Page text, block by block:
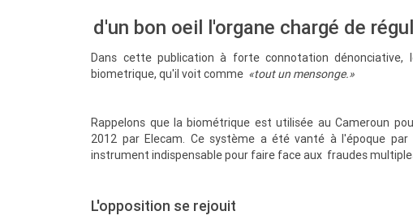
d'un bon oeil l'organe chargé de
Dans cette publication à forte connotation
biometrique, qu'il voit comme «tout un mensonge.»
Rappelons que la biométrique est utilisée au Cameroun
2012 par Elecam. Ce système a été vanté à l'époque
instrument indispensable pour faire face aux fraudes
L'opposition se rejouit